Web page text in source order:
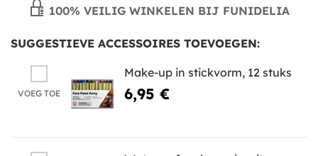
100% VEILIG WINKELEN BIJ FUNIDELIA
SUGGESTIEVE ACCESSOIRES TOEVOEGEN:
VOEG TOE
Make-up in stickvorm, 12 stuks
6,95 €